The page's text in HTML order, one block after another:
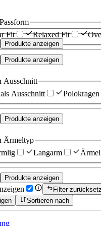
Produkte anzeigen
Fit
Relaxed Fit
Produkte anzeigen
Ausschnitt
Ausschnitt
Polokragen
Produkte anzeigen
Ärmeltyp
Langarm
Produkte anzeigen
Filter
Sortieren nach